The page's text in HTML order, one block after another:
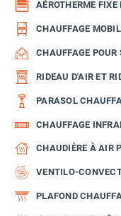
AÉROTHERME FIXE
CHAUFFAGE
CHAUFFAGE POUR
RIDEAU D'AIR ET
PARASOL
CHAUFFAGE
CHAUDIÈRE À AIR
VENTILO-
PLAFOND